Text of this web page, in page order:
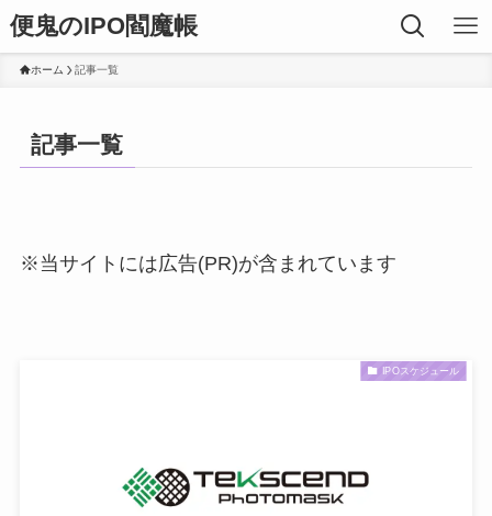
便鬼のIPO閻魔帳
ホーム 記事一覧
記事一覧
※当サイトには広告(PR)が含まれています
IPOスケジュール